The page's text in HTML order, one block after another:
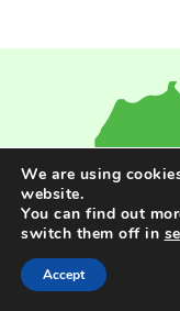
We are using
website.
You can find out
switch them off in
Accept